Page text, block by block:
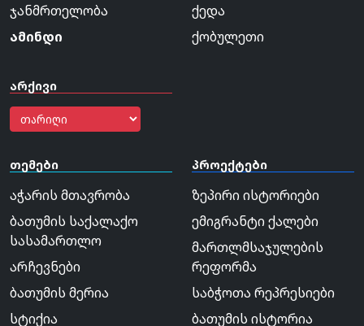
ჯანმრთელობა
ამინდი
არქივი
ქედა
ქობულეთი
თემები
აჭარის მთავრობა
ბათუმის საქალაქო
სასამართლო
არჩევნები
ბათუმის მერია
სტიქია
პროექტები
ზეპირი ისტორიები
ემიგრანტი ქალები
მართლმსაჯულების
რეფორმა
საბჭოთა რეპრესიები
ბათუმის ისტორია